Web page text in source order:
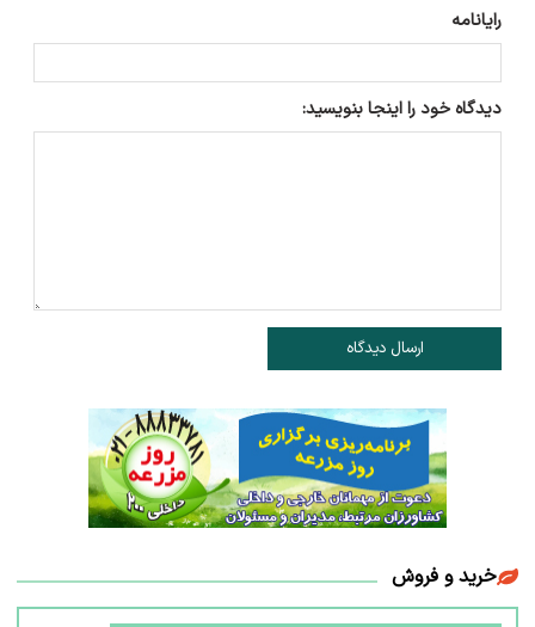
رایانامه
دیدگاه خود را اینجا بنویسید:
ارسال دیدگاه
خرید و فروش